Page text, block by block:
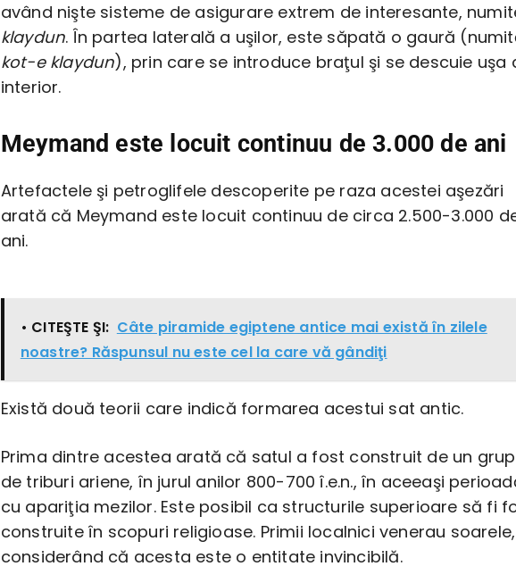
având nişte sisteme de asigurare extrem de interesante,
klaydun. În partea laterală a uşilor, este săpată o gaură
kot-e klaydun), prin care se introduce braţul şi se descuie uşa
interior.
Meymand este locuit continuu de 3.000 de ani
Artefactele şi petroglifele descoperite pe raza acestei aşezări
arată că Meymand este locuit continuu de circa 2.500-3.000
ani.
• CITEŞTE ŞI: Câte piramide egiptene antice mai există în zilele
noastre? Răspunsul nu este cel la care vă gândiţi
Există două teorii care indică formarea acestui sat antic.
Prima dintre acestea arată că satul a fost construit de un grup
de triburi ariene, în jurul anilor 800-700 î.e.n., în aceeaşi
cu apariţia mezilor. Este posibil ca structurile superioare să fi
construite în scopuri religioase. Primii localnici venerau soarele,
considerând că acesta este o entitate invincibilă.